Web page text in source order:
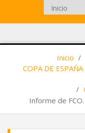
Inicio /
COPA DE
/
Informe de